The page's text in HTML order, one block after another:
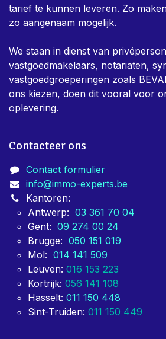
tarief te kunnen leveren. Zo
zo aangenaam mogelijk.
We staan in dienst van
vastgoedmakelaars, notariaten,
vastgoedgroeperingen zoals
ons kiezen, doen dit vooral voor
oplevering.
Contacteer ons
Contact formulier
info@immo-experts.be
Kantoren:
Antwerp: 03 361 70 04
Gent: 09 274 00 24
Brugge: 050 151 019
Mol: 014 141 509
Leuven: 016 153 223
Kortrijk: 056 141 108
Hasselt: 011 150 448
Sint-Truiden: 011 150 449